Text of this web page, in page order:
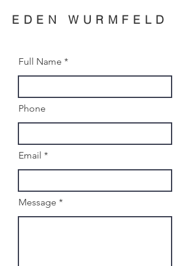
EDEN WURMFELD
Full Name
Phone
Email
Message